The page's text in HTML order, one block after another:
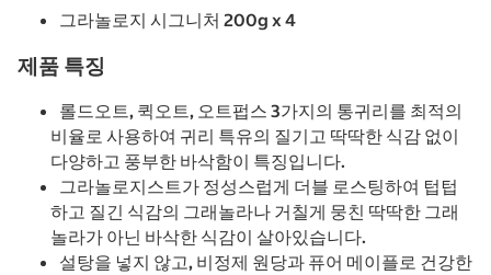
그라놀로지 시그니처 200g x 4
제품 특징
롤드오트, 퀵오트, 오트펍스 3가지의 통귀리를 최적의
비율로 사용하여 귀리 특유의 질기고 딱딱한 식감 없이
다양하고 풍부한 바삭함이 특징입니다.
그라놀로지스트가 정성스럽게 더블 로스팅하여 텁텁
하고 질긴 식감의 그래놀라나 거칠게 뭉친 딱딱한 그래
놀라가 아닌 바삭한 식감이 살아있습니다.
설탕을 넣지 않고, 비정제 원당과 퓨어 메이플로 건강한